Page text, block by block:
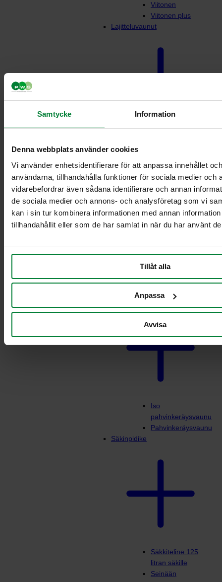
Samtycke Information
Denna webbplats använder cookies
Vi använder enhetsidentifierare för att anpassa innehållet
användarna, tillhandahålla funktioner för sociala medier och
vidarebefordrar även sådana identifierare och annan
de sociala medier och annons- och analysföretag som vi
kan i sin tur kombinera informationen med annan
tillhandahållit eller som de har samlat in när du har använt
Tillåt alla
Anpassa
Avvisa
Viitonen
Viitonen plus
Lajitteluvaunut
Vaunut säiliöille 2 x
21-29L
60L
Vaunut säiliöille 2 x
90 L
Vaunut säiliöille
Vaunut säiliöille 60
Vaunut säiliöille 90
L
Pahvinkeräysvaunu
Iso
pahvinkeräysvaunu
Pahvinkeräysvaunu
Säkinpidike
Säkkiteline 125
litran säkille
Seinään